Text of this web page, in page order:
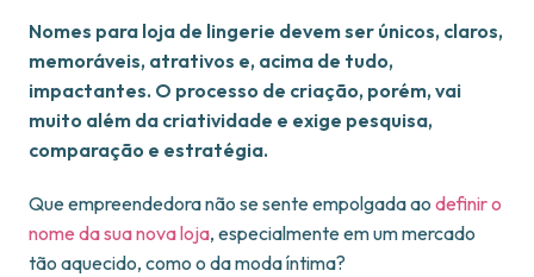
Nomes para loja de lingerie devem ser únicos, claros,
memoráveis, atrativos e, acima de tudo,
impactantes. O processo de criação, porém, vai
muito além da criatividade e exige pesquisa,
comparação e estratégia.
Que empreendedora não se sente empolgada ao definir o
nome da sua nova loja, especialmente em um mercado
tão aquecido, como o da moda íntima?